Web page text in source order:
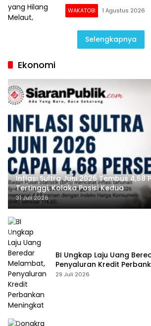
WAKATOBI 1 Agustus 2026
Selengkapnya
Ekonomi
Inflasi Sultra Juni 2026 Tembus 4,68
Tertinggi, Kolaka Posisi Kedua
31 Juli 2026
BI Ungkap Laju Uang
Penyaluran Kredit
29 Juli 2026